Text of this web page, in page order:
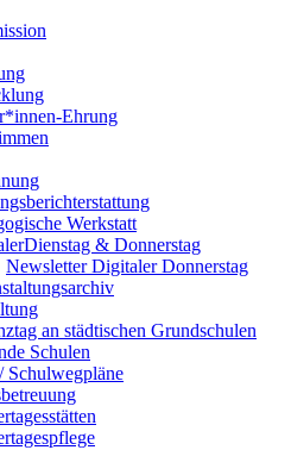
Ehrung
Werkstatt
& Donnerstag
Newsletter Digitaler Donnerstag
an städtischen Grundschulen
Schulen
Schulwegpläne